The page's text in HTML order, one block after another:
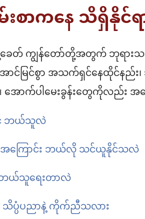
စာကနေ သိရှိနိုင်ရ
ခေတ် ကျွန်တော်တို့အတွက် ဘုရားသ
င်မြင်စွာ အသက်ရှင်နေထိုင်နည်း
အောက်ပါမေးခွန်းတွေကိုလည်း အ
ဘယ်သူလဲ
ကြောင်း ဘယ်လို သင်ယူနိုင်သလဲ
ဘယ်သူရေးတာလဲ
သိပ္ပံပညာနဲ့ ကိုက်ညီသလား